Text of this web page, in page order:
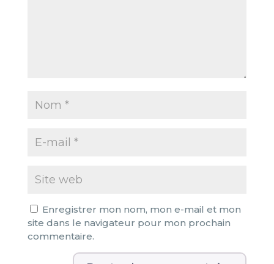
Enregistrer mon nom, mon e-mail et mon
site dans le navigateur pour mon prochain
commentaire.